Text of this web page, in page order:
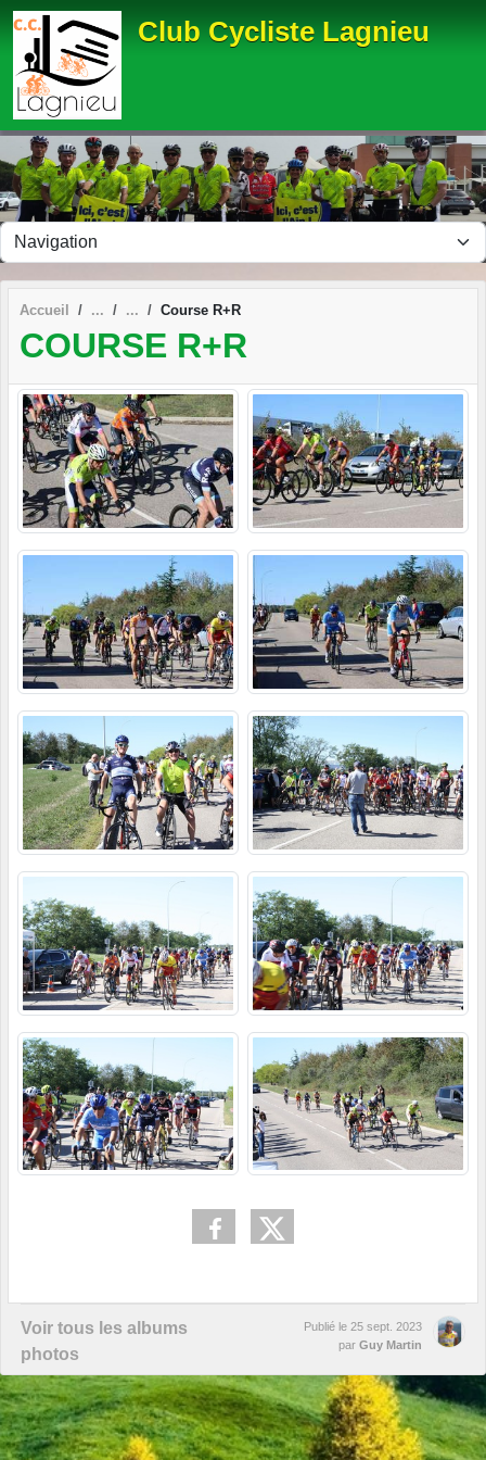
Club Cycliste Lagnieu
Accueil Course R+R
COURSE R+R
Voir tous les albums
photos
Publié le 25 sept. 2023
par Guy Martin
Panneau de gestion des cookies